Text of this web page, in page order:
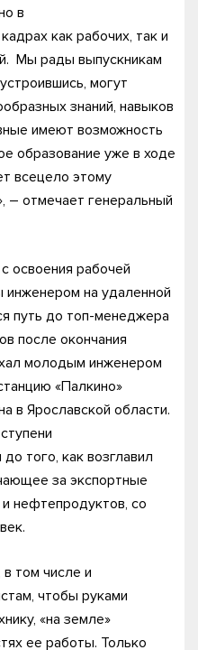
в
как рабочих, так и
Мы рады выпускникам
могут
знаний, навыков
имеют возможность
образование уже в ходе
всецело этому
– отмечает генеральный
освоения рабочей
инженером на удаленной
путь до топ-менеджера
после окончания
молодым инженером
«Палкино»
в Ярославской области.
того, как возглавил
за экспортные
нефтепродуктов, со
том числе и
чтобы руками
«на земле»
ее работы. Только